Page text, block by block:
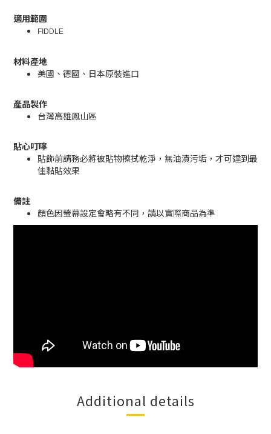
適用範圍
FIDDLE
材料產地
美國、德國、日本原裝進口
產品製作
台灣高雄鳳山區
貼心叮嚀
貼飾前請務必將被貼物擦拭乾淨，無油漬污垢，才可達到最
佳黏貼效果
備註
顏色因螢幕設定會略有不同，請以實際商品為準
Additional details